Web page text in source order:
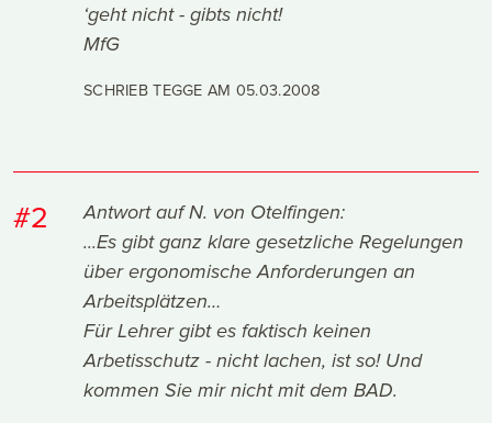
‘geht nicht - gibts nicht!
MfG
SCHRIEB TEGGE AM 05.03.2008
#2
Antwort auf N. von Otelfingen:
...Es gibt ganz klare gesetzliche Regelungen
über ergonomische Anforderungen an
Arbeitsplätzen…
Für Lehrer gibt es faktisch keinen
Arbetisschutz - nicht lachen, ist so! Und
kommen Sie mir nicht mit dem BAD.